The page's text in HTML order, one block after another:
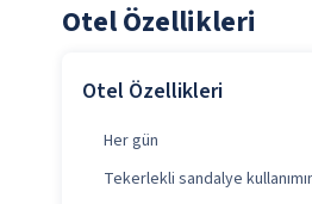
Otel Özellikleri
Otel Özellikleri
Her gün
Tekerlekli sandalye